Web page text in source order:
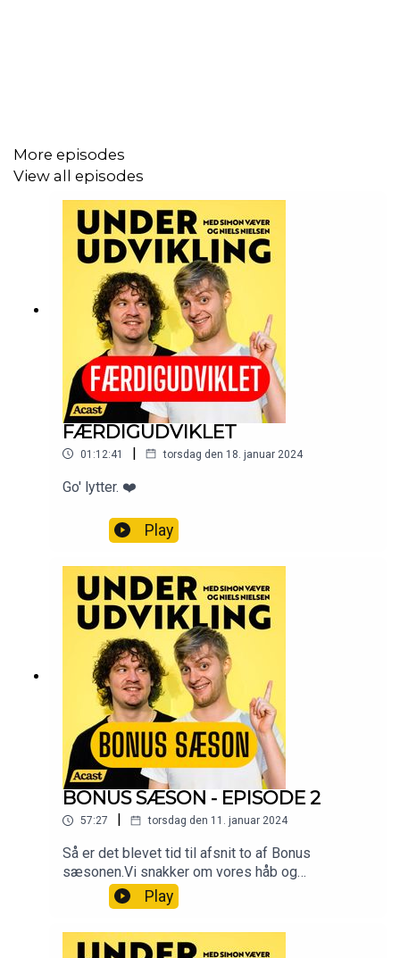
More episodes
View all episodes
FÆRDIGUDVIKLET
01:12:41 | torsdag den 18. januar 2024
Go' lytter. ❤️
Play
BONUS SÆSON - EPISODE 2
57:27 | torsdag den 11. januar 2024
Så er det blevet tid til afsnit to af Bonus
sæsonen.Vi snakker om vores håb og
aspirationer for 2024. Og så bliver der også luftet
en smule ud i det filosofiske hjørne.Go' lytter!
Play